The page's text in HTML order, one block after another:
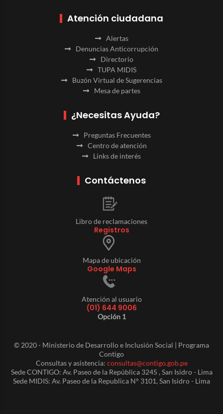
Atención ciudadana
Alertas
Denuncias Anticorrupción
Directorio
TUPA MIDIS
Buzón Virtual de Sugerencias
Mesa de partes
¿Necesitas Ayuda?
Preguntas Frecuentes
Centro de atención
Links de interés
Contáctenos
Libro de reclamaciones
Registros
Mapa de ubicación
Google Maps
Atención al usuario
(01) 644 9006
Opción 1
© 2020 - Ministerio de Desarrollo e Inclusión Social | Programa
Contigo
Consultas y asistencia: consultas@contigo.gob.pe
Sede CONTIGO: Av. Paseo de la República 3245 , San Isidro - Lima
Sede MIDIS: Av. Paseo de la Republica N° 3101, San Isidro - Lima